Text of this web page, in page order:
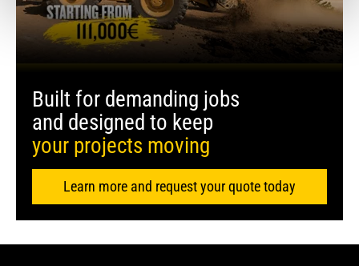
Built for demanding jobs
and designed to keep
your projects moving
Learn more and request your quote today